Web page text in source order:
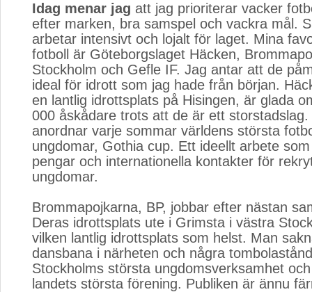
Idag menar jag att jag prioriterar vacker
efter marken, bra samspel och vackra mål.
arbetar intensivt och lojalt för laget. Mina
fotboll är Göteborgslaget Häcken,
Stockholm och Gefle IF. Jag antar att de
ideal för idrott som jag hade från början.
en lantlig idrottsplats på Hisingen, är glada
000 åskådare trots att de är ett
anordnar varje sommar världens största
ungdomar, Gothia cup. Ett ideellt arbete
pengar och internationella kontakter för
ungdomar.
Brommapojkarna, BP, jobbar efter nästan
Deras idrottsplats ute i Grimsta i västra
vilken lantlig idrottsplats som helst. Man
dansbana i närheten och några
Stockholms största ungdomsverksamhet
landets största förening. Publiken är ännu